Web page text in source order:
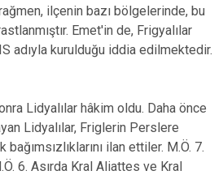
ilçenin bazı bölgelerinde, bu
Emet'in de, Frigyalılar
adıyla kurulduğu iddia edilmektedir.
Lidyalılar hâkim oldu. Daha önce
Lidyalılar, Friglerin Perslere
ilan ettiler. M.Ö. 7.
6. Asırda Kral Aliattes ve Kral